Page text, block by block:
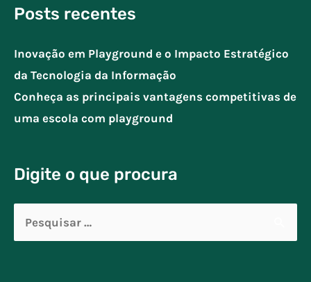
Posts recentes
Inovação em Playground e o Impacto Estratégico
da Tecnologia da Informação
Conheça as principais vantagens competitivas de
uma escola com playground
Digite o que procura